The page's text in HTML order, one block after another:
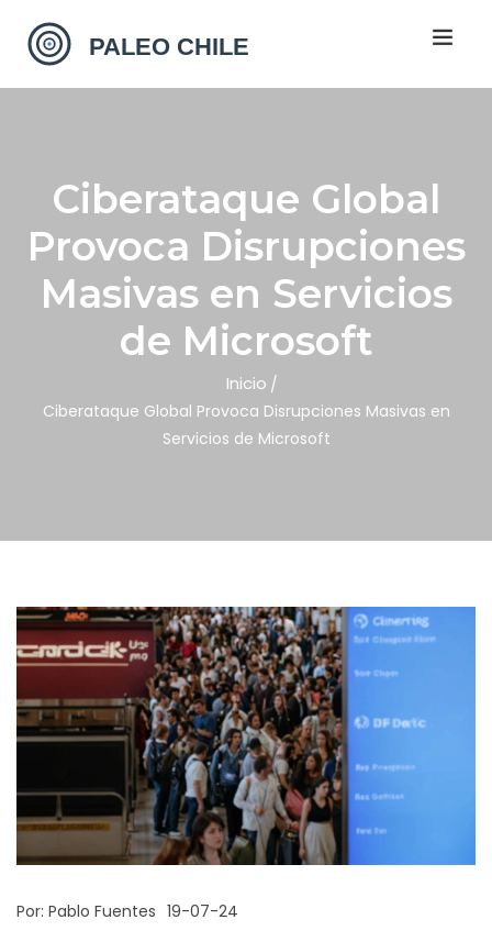
Ciberataque Global
Provoca Disrupciones
Masivas en Servicios
de Microsoft
Inicio
Ciberataque Global Provoca Disrupciones Masivas en
Servicios de Microsoft
Por: Pablo Fuentes 19-07-24